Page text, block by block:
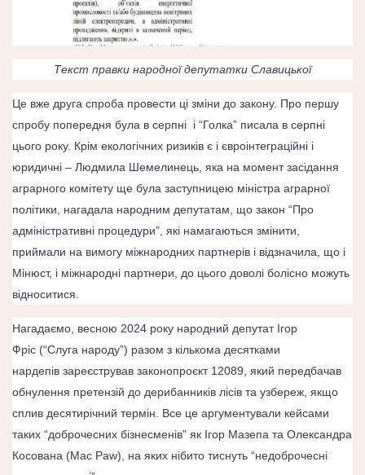
Текст правки народної депутатки Славицької
Це вже друга спроба провести ці зміни до закону. Про першу
спробу попередня була в серпні і “Голка” писала в серпні
цього року. Крім екологічних ризиків є і євроінтеграційні і
юридичні – Людмила Шемелинець, яка на момент засідання
аграрного комітету ще була заступницею міністра аграрної
політики, нагадала народним депутатам, що закон “Про
адміністративні процедури”, які намагаються змінити,
приймали на вимогу міжнародних партнерів і відзначила, що і
Мінюст, і міжнародні партнери, до цього доволі болісно можуть
відноситися.
Нагадаємо, весною 2024 року народний депутат Ігор
Фріс (“Слуга народу”) разом з кількома десятками
нардепів зареєстрував законопроєкт 12089, який передбачав
обнулення претензій до дерибанників лісів та узбереж, якщо
сплив десятирічний термін. Все це аргументували кейсами
таких “доброчесних бізнесменів” як Ігор Мазепа та Олександра
Косована (Mac Paw), на яких нібито тиснуть “недоброчесні